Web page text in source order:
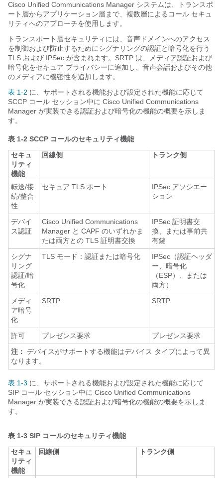
Cisco Unified Communications Manager システムは、トランスポ
ート層からアプリケーション層まで、複数層によるコール セキュ
リティへのアプローチを使用します。
トランスポート層セキュリティには、音声ドメインへのアクセス
を制御および防止するためにシグナリングの認証と暗号化を行う
TLS および IPSec が含まれます。SRTP は、メディア認証および
暗号化をセキュア プライバシーに追加し、音声会話およびその他
のメディアに機密性を追加します。
表 1-2 に、サポートされる機能および設定された機能に応じて
SCCP コール セッション中に Cisco Unified Communications
Manager が実装できる認証および暗号化の機能の概要を示しま
す。
表 1-2 SCCP コールのセキュリティ機能
セキュ
リティ
機能
回線側 トランク側
転送/接
続/整合
性
セキュア TLS ポート
IPSec アソシエー
ション
デバイ
ス認証
Cisco Unified Communications
Manager と CAPF のいずれかま
たは両方との TLS 証明書交換
IPSec 証明書交
換、または事前共
有鍵
シグナ
リング
認証/暗
号化
TLS モード：認証または暗号化
IPSec（認証ヘッダ
ー、暗号化
（ESP）、または
両方）
メディ
ア暗号
化
SRTP SRTP
許可 プレゼンス要求
プレゼンス要求
注： デバイスがサポートする機能はデバイス タイプによって異
なります。
表 1-3 に、サポートされる機能および設定された機能に応じて
SIP コール セッション中に Cisco Unified Communications
Manager が実装できる認証および暗号化の機能の概要を示しま
す。
表 1-3 SIP コールのセキュリティ機能
セキュ
リティ
機能
回線側 トランク側